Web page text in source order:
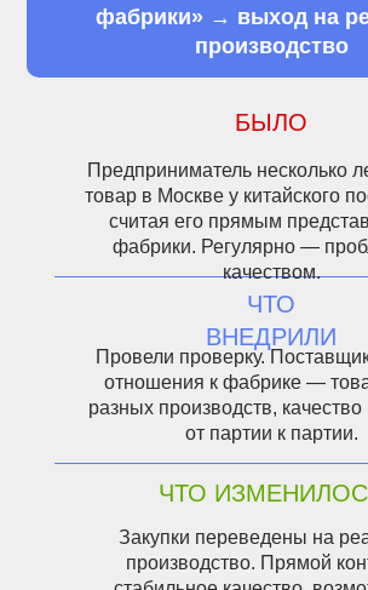
БЫЛО
ЧТО
ВНЕДРИЛИ
ЧТО
Предприниматель несколько
товар в Москве у китайского
считая его прямым
фабрики. Регулярно —
качеством.
фабрики» → выход на
производство
Провели проверку.
отношения к фабрике —
разных производств,
от партии к партии.
Закупки переведены на
производство. Прямой